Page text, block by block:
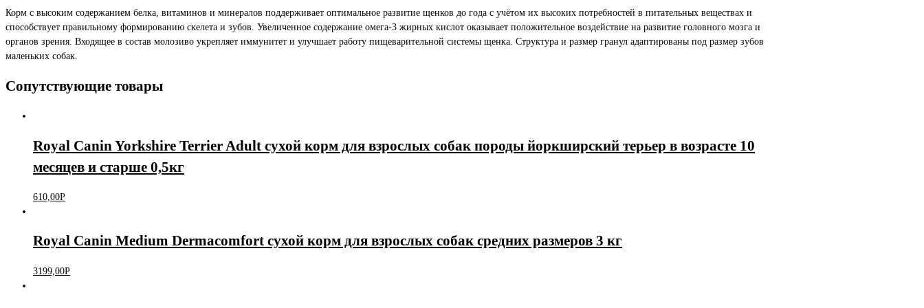
Корм с высоким содержанием белка, витаминов и минералов поддерживает оптимальное развитие щенков до года с учётом их высоких потребностей в питательных веществах и
способствует правильному формированию скелета и зубов. Увеличенное содержание омега-3 жирных кислот оказывает положительное воздействие на развитие головного мозга и
органов зрения. Входящее в состав молозиво укрепляет иммунитет и улучшает работу пищеварительной системы щенка. Структура и размер гранул адаптированы под размер зубов
маленьких собак.
Сопутствующие товары
Royal Canin Yorkshire Terrier Adult сухой корм для взрослых собак породы йоркширский терьер в возрасте 10
месяцев и старше 0,5кг
610,00Р
Royal Canin Medium Dermacomfort сухой корм для взрослых собак средних размеров 3 кг
3199,00Р